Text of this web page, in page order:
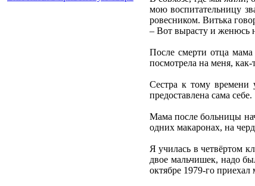
мою воспитательницу
ровесником. Витька
– Вот вырасту и женюсь
После смерти отца
посмотрела на меня,
Сестра к тому времени
предоставлена сама себе.
Мама после больницы
одних макаронах, на
Я училась в четвёртом
двое мальчишек, надо
октябре 1979-го